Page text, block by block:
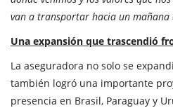
van a transportar hacia un mañana
Una expansión que trascendió
​La aseguradora no solo se
también logró una importante
presencia en Brasil, Paraguay y